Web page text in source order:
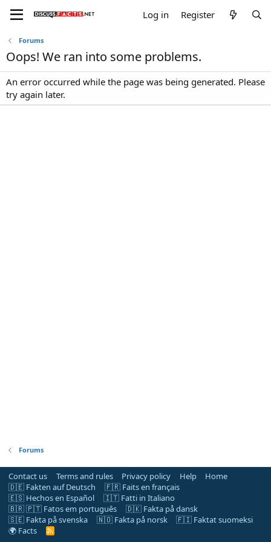
Log in Register
Forums
Oops! We ran into some problems.
An error occurred while the page was being generated. Please
try again later.
Forums
Contact us Terms and rules Privacy policy Help
Home
🇩🇪 Fakten auf Deutsch
🇫🇷 Faits en français
🇪🇸 Hechos en Español
🇮🇹 Fatti in Italiano
🇧🇷 🇵🇹 Fatos em português
🇩🇰 Fakta på dansk
🇸🇪 Fakta på svenska
🇳🇴 Fakta på norsk
🇫🇮 Faktat suomeksi
🌍 Facts
R